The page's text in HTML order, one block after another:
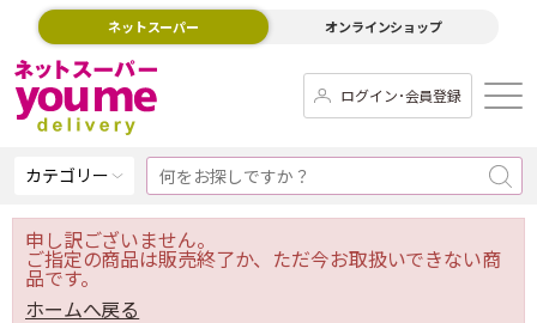
ネットスーパー オンラインショップ
ログイン･会員登録
カテゴリー
申し訳ございません。
ご指定の商品は販売終了か、ただ今お取扱いできない商
品です。
ホームへ戻る